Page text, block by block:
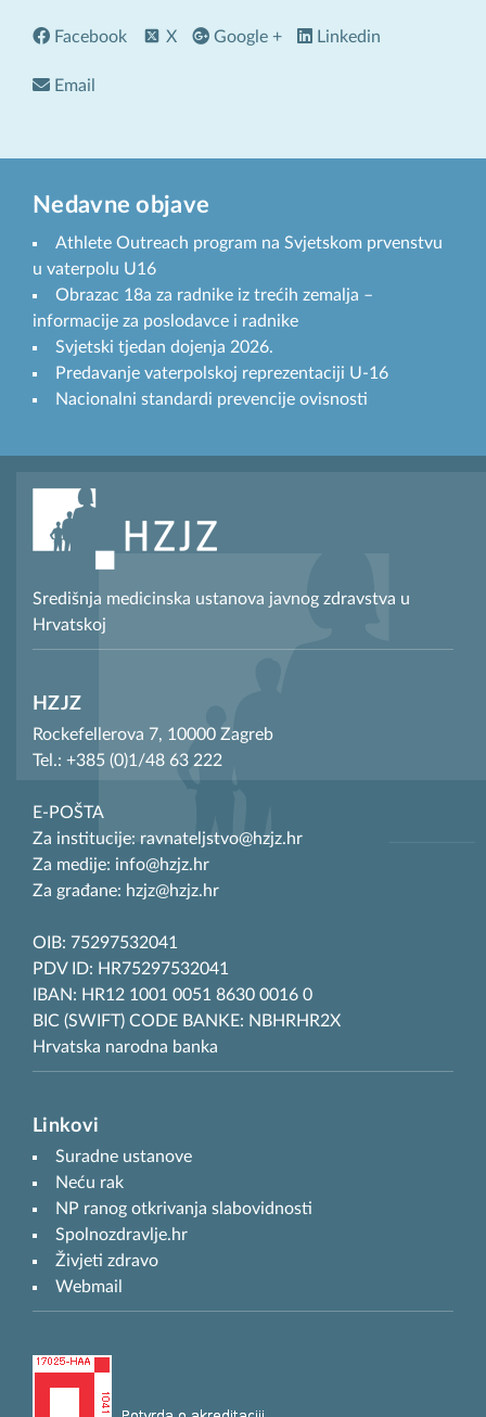
Facebook X Google + Linkedin
Email
Nedavne objave
Athlete Outreach program na Svjetskom prvenstvu
u vaterpolu U16
Obrazac 18a za radnike iz trećih zemalja –
informacije za poslodavce i radnike
Svjetski tjedan dojenja 2026.
Predavanje vaterpolskoj reprezentaciji U-16
Nacionalni standardi prevencije ovisnosti
Središnja medicinska ustanova javnog zdravstva u
Hrvatskoj
HZJZ
Rockefellerova 7, 10000 Zagreb
Tel.: +385 (0)1/48 63 222
E-POŠTA
Za institucije: ravnateljstvo@hzjz.hr
Za medije: info@hzjz.hr
Za građane: hzjz@hzjz.hr
OIB: 75297532041
PDV ID: HR75297532041
IBAN: HR12 1001 0051 8630 0016 0
BIC (SWIFT) CODE BANKE: NBHRHR2X
Hrvatska narodna banka
Linkovi
Suradne ustanove
Neću rak
NP ranog otkrivanja slabovidnosti
Spolnozdravlje.hr
Živjeti zdravo
Webmail